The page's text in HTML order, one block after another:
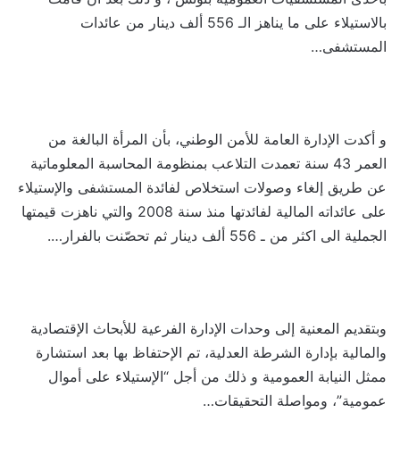
بالاستيلاء على ما يناهز الـ 556 ألف دينار من عائدات
المستشفى…
و أكدت الإدارة العامة للأمن الوطني، بأن المرأة البالغة من
العمر 43 سنة تعمدت التلاعب بمنظومة المحاسبة المعلوماتية
عن طريق إلغاء وصولات استخلاص لفائدة المستشفى والإستيلاء
على عائداته المالية لفائدتها منذ سنة 2008 والتي ناهزت قيمتها
الجملية الى اكثر من ـ 556 ألف دينار ثم تحصّنت بالفرار….
وبتقديم المعنية إلى وحدات الإدارة الفرعية للأبحاث الإقتصادية
والمالية بإدارة الشرطة العدلية، تم الإحتفاظ بها بعد استشارة
ممثل النيابة العمومية و ذلك من أجل “الإستيلاء على أموال
عمومية”، ومواصلة التحقيقات…